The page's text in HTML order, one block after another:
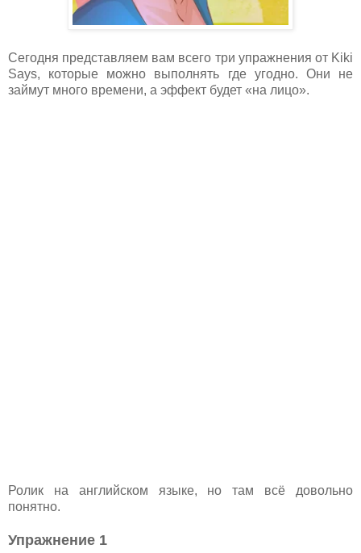
Сегодня представляем вам всего три упражнения от Kiki
Says, которые можно выполнять где угодно. Они не
займут много времени, а эффект будет «на лицо».
Ролик на английском языке, но там всё довольно
понятно.
Упражнение 1